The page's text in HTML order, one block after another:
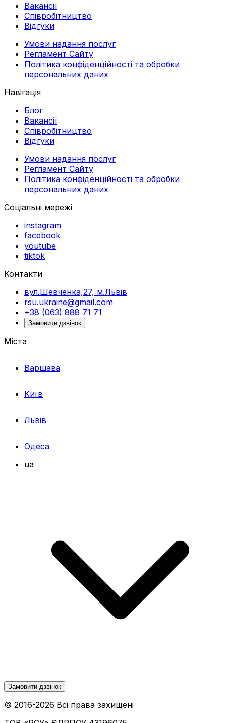
Вакансії
Співробітництво
Відгуки
Умови надання послуг
Регламент Сайту
Політика конфіденційності та обробки
персональних даних
Навігація
Блог
Вакансії
Співробітництво
Відгуки
Умови надання послуг
Регламент Сайту
Політика конфіденційності та обробки
персональних даних
Соціальні мережі
instagram
facebook
youtube
tiktok
Контакти
вул.Шевченка,27, м.Львів
rsu.ukraine@gmail.com
+38 (063) 888 71 71
Замовити дзвінок
Міста
Варшава
Київ
Львів
Одеса
ua
Замовити дзвінок
© 2016-2026 Всі права захищені